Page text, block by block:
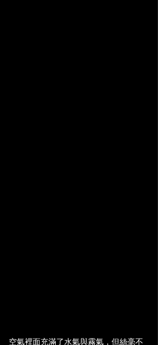
空氣裡面充滿了水氣與霧氣，但絲毫不